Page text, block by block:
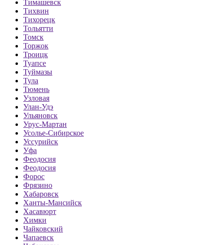
Тимашевск
Тихвин
Тихорецк
Тольятти
Томск
Торжок
Троицк
Туапсе
Туймазы
Тула
Тюмень
Узловая
Улан-Удэ
Ульяновск
Урус-Мартан
Усолье-Сибирское
Уссурийск
Уфа
Феодосия
Феодосия
Форос
Фрязино
Хабаровск
Ханты-Мансийск
Хасавюрт
Химки
Чайковский
Чапаевск